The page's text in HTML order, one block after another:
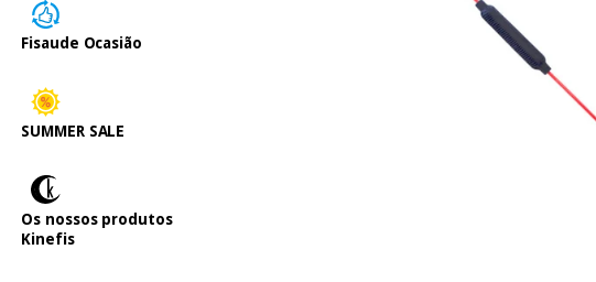
Fisaude Ocasião
SUMMER SALE
Os nossos produtos
Kinefis